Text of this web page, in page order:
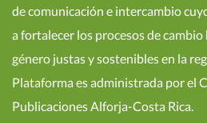
de comunicación e intercambio
a fortalecer los procesos de cambio
género justas y sostenibles en la
Plataforma es administrada por el
Publicaciones Alforja-Costa Rica.